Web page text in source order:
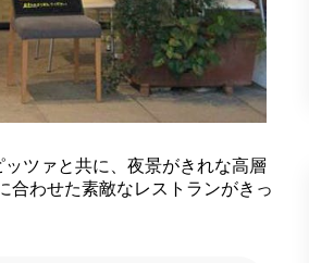
ツァと共に、夜景がきれな高層
合わせた素敵なレストランがきっ